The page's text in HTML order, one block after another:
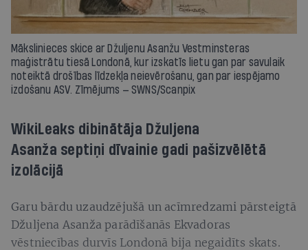
Mākslinieces skice ar Džuljenu Asanžu Vestminsteras
maģistrātu tiesā Londonā, kur izskatīs lietu gan par savulaik
noteiktā drošības līdzekļa neievērošanu, gan par iespējamo
izdošanu ASV. Zīmējums — SWNS/Scanpix
WikiLeaks dibinātāja Džuljena
Asanža septiņi dīvainie gadi pašizvēlētā
izolācijā
Garu bārdu uzaudzējušā un acīmredzami pārsteigtā
Džuljena Asanža parādīšanās Ekvadoras
vēstniecības durvīs Londonā bija negaidīts skats.